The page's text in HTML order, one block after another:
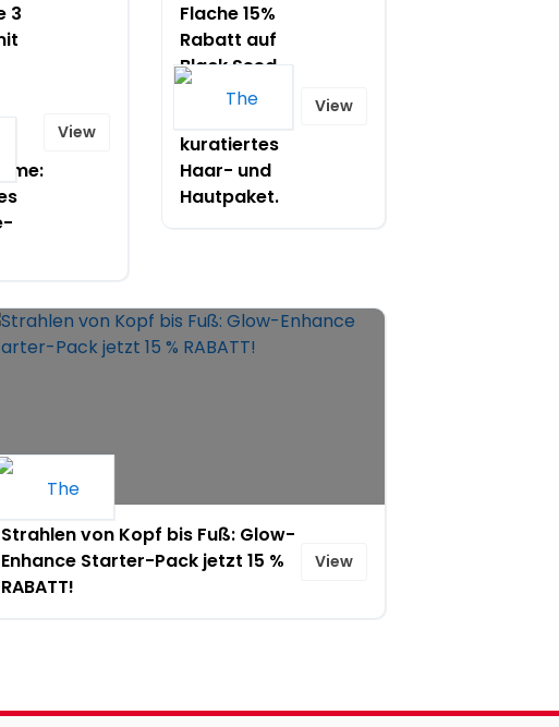
3
View
Flache 15%
Rabatt auf
Black Seed
Trio: Ein
kuratiertes
Haar- und
Hautpaket.
View
Strahlen von Kopf bis Fuß: Glow-
Enhance Starter-Pack jetzt 15 %
RABATT!
View